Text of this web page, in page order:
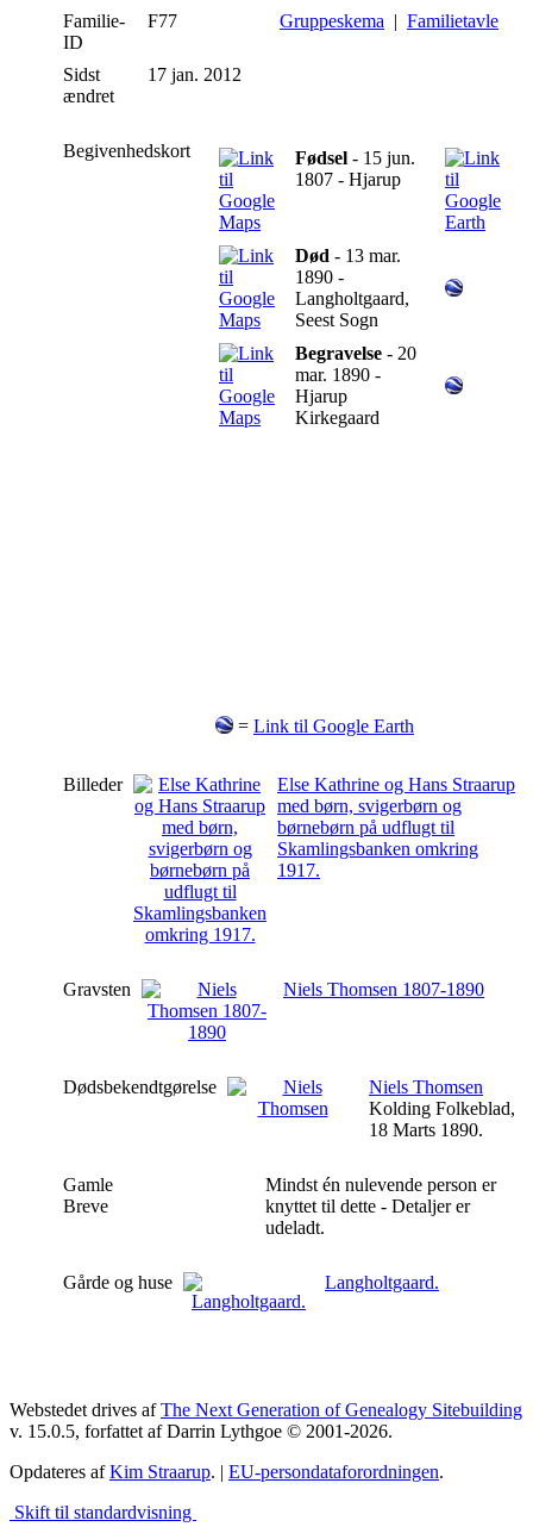
Familie-
ID
F77 Gruppeskema | Familietavle
Sidst
ændret
17 jan. 2012
Begivenhedskort Fødsel - 15 jun.
1807 - Hjarup
Død - 13 mar.
1890 -
Langholtgaard,
Seest Sogn
Begravelse - 20
mar. 1890 -
Hjarup
Kirkegaard
= Link til Google Earth
Billeder
Else Kathrine og Hans Straarup
med børn, svigerbørn og
børnebørn på udflugt til
Skamlingsbanken omkring
1917.
Gravsten Niels Thomsen 1807-1890
Dødsbekendtgørelse
Niels Thomsen
Kolding Folkeblad,
18 Marts 1890.
Gamle
Breve
Mindst én nulevende person er
knyttet til dette - Detaljer er
udeladt.
Gårde og huse Langholtgaard.
Webstedet drives afThe Next Generation of Genealogy Sitebuilding
v. 15.0.5, forfattet af Darrin Lythgoe © 2001-2026.
Opdateres afKim Straarup. | EU-persondataforordningen.
Skift til standardvisning